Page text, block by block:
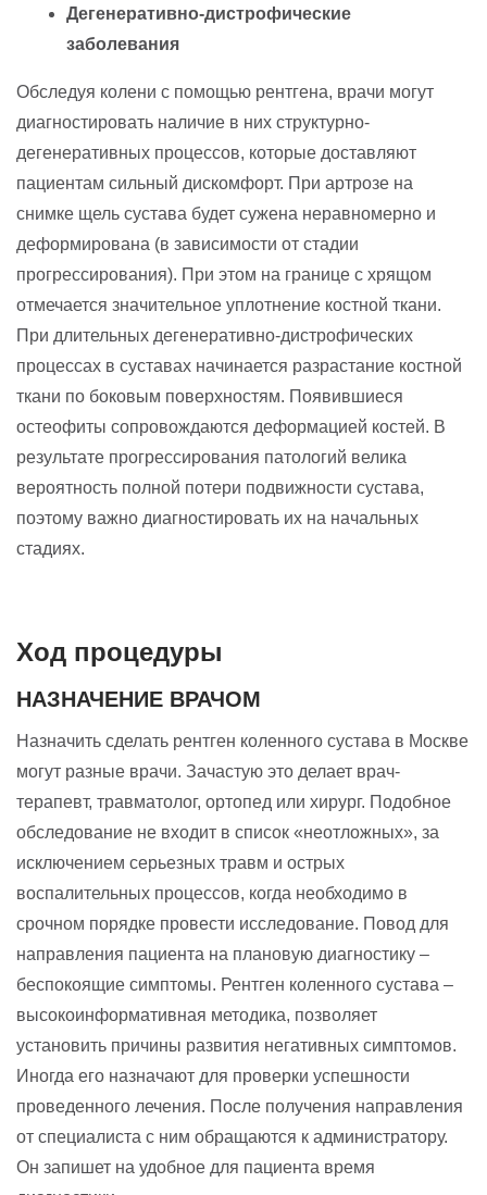
Дегенеративно-дистрофические
заболевания
Обследуя колени с помощью рентгена, врачи могут
диагностировать наличие в них структурно-
дегенеративных процессов, которые доставляют
пациентам сильный дискомфорт. При артрозе на
снимке щель сустава будет сужена неравномерно и
деформирована (в зависимости от стадии
прогрессирования). При этом на границе с хрящом
отмечается значительное уплотнение костной ткани.
При длительных дегенеративно-дистрофических
процессах в суставах начинается разрастание костной
ткани по боковым поверхностям. Появившиеся
остеофиты сопровождаются деформацией костей. В
результате прогрессирования патологий велика
вероятность полной потери подвижности сустава,
поэтому важно диагностировать их на начальных
стадиях.
Ход процедуры
НАЗНАЧЕНИЕ ВРАЧОМ
Назначить сделать рентген коленного сустава в Москве
могут разные врачи. Зачастую это делает врач-
терапевт, травматолог, ортопед или хирург. Подобное
обследование не входит в список «неотложных», за
исключением серьезных травм и острых
воспалительных процессов, когда необходимо в
срочном порядке провести исследование. Повод для
направления пациента на плановую диагностику –
беспокоящие симптомы. Рентген коленного сустава –
высокоинформативная методика, позволяет
установить причины развития негативных симптомов.
Иногда его назначают для проверки успешности
проведенного лечения. После получения направления
от специалиста с ним обращаются к администратору.
Он запишет на удобное для пациента время